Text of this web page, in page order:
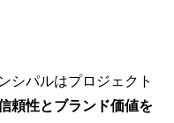
シパルはプロジェクト
頼性とブランド価値を